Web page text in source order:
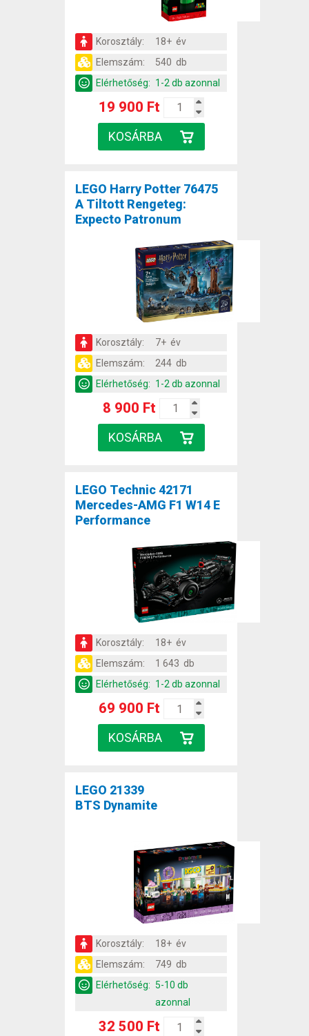
Korosztály:
18+ év
Elemszám:
540 db
Elérhetőség: 1-2 db azonnal
19 900 Ft
LEGO Harry Potter 76475
A Tiltott Rengeteg:
Expecto Patronum
Korosztály:
7+ év
Elemszám:
244 db
Elérhetőség: 1-2 db azonnal
8 900 Ft
LEGO Technic 42171
Mercedes-AMG F1 W14 E
Performance
Korosztály:
18+ év
Elemszám:
1 643 db
Elérhetőség: 1-2 db azonnal
69 900 Ft
LEGO 21339
BTS Dynamite
Korosztály:
18+ év
Elemszám:
749 db
Elérhetőség: 5-10 db
azonnal
32 500 Ft